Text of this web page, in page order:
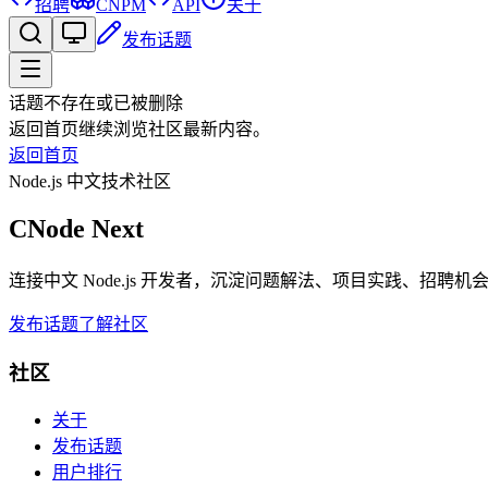
招聘 CNPM API
关于
发布话题
话题不存在或已被删除
返回首页继续浏览社区最新内容。
返回首页
Node.js 中文技术社区
CNode Next
连接中文 Node.js 开发者，沉淀问题解法、项目实践、招聘机会
发布话题了解社区
社区
关于
发布话题
用户排行